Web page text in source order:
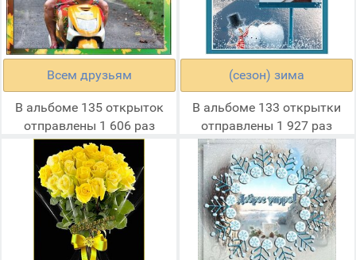
Всем друзьям
В альбоме 135 открыток
отправлены 1 606 раз
(сезон) зима
В альбоме 133 открытки
отправлены 1 927 раз